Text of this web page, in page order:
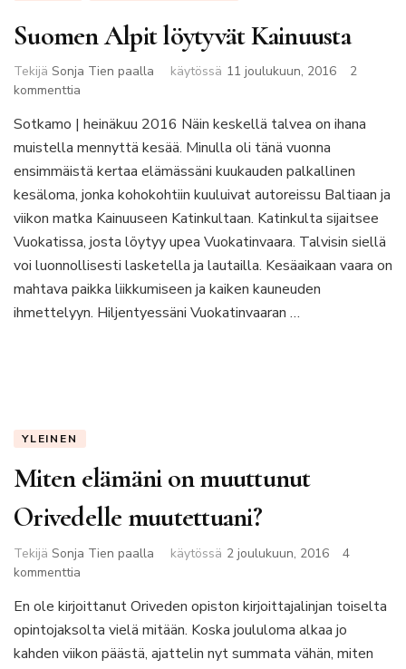
Suomen Alpit löytyvät Kainuusta
Tekijä Sonja Tien paalla käytössä 11 joulukuun, 2016
2
kommenttia
Alpit
löytyvät
Kainuusta
Sotkamo | heinäkuu 2016 Näin keskellä talvea on ihana
muistella mennyttä kesää. Minulla oli tänä vuonna
ensimmäistä kertaa elämässäni kuukauden palkallinen
kesäloma, jonka kohokohtiin kuuluivat autoreissu Baltiaan ja
viikon matka Kainuuseen Katinkultaan. Katinkulta sijaitsee
Vuokatissa, josta löytyy upea Vuokatinvaara. Talvisin siellä
voi luonnollisesti lasketella ja lautailla. Kesäaikaan vaara on
mahtava paikka liikkumiseen ja kaiken kauneuden
ihmettelyyn. Hiljentyessäni Vuokatinvaaran …
YLEINEN
Miten elämäni on muuttunut
Orivedelle muutettuani?
Tekijä Sonja Tien paalla käytössä 2 joulukuun, 2016
4
kommenttia
elämäni
on
muuttunut
En ole kirjoittanut Oriveden opiston kirjoittajalinjan toiselta
opintojaksolta vielä mitään. Koska joululoma alkaa jo
kahden viikon päästä, ajattelin nyt summata vähän, miten